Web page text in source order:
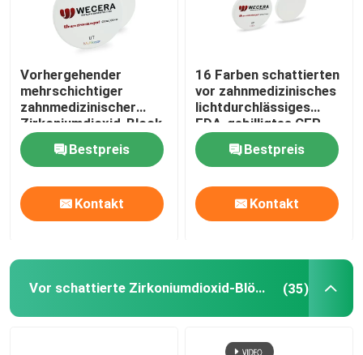
Vorhergehender
mehrschichtiger
zahnmedizinischer
Zirkoniumdioxid-Block
B2 D98*18mm für
ästhetische
Wiederherstellung
Bestpreis
Kontakt
16 Farben schattierten
vor zahnmedizinisches
lichtdurchlässiges
FDA-gebilligtes CER
Zirkoniumdioxid-
Blöcke CAD-Nockens
Bestpreis
Kontakt
Vor schattierte Zirkoniumdioxid-Blöcke (35)